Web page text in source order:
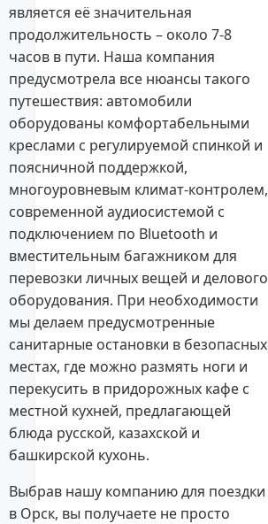
является её значительная
продолжительность – около 7-8
часов в пути. Наша компания
предусмотрела все нюансы такого
путешествия: автомобили
оборудованы комфортабельными
креслами с регулируемой спинкой и
поясничной поддержкой,
многоуровневым климат-контролем,
современной аудиосистемой с
подключением по Bluetooth и
вместительным багажником для
перевозки личных вещей и делового
оборудования. При необходимости
мы делаем предусмотренные
санитарные остановки в безопасных
местах, где можно размять ноги и
перекусить в придорожных кафе с
местной кухней, предлагающей
блюда русской, казахской и
башкирской кухонь.
Выбрав нашу компанию для поездки
в Орск, вы получаете не просто